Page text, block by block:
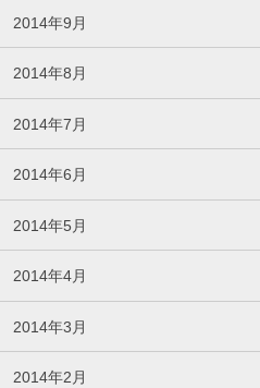
2014年9月
2014年8月
2014年7月
2014年6月
2014年5月
2014年4月
2014年3月
2014年2月